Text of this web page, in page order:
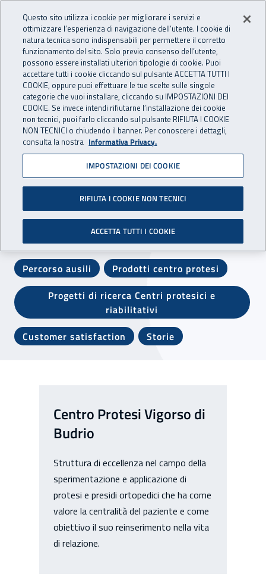
INAIL - Istituto Nazionale
Apri cerca
Navigazione principale
Navigazione - Ti trovi in:
Home Istituto Struttura organizzativa
Uffici Centrali
Direzione centrale assistenza protesica e riabilitazione
Centri
protesici e riabilitativi
Centri protesici e
riabilitativi
Esplora:
Percorso protesico / ortesico riabilitativo
Percorso ausili
Prodotti centro protesi
Progetti di ricerca Centri protesici e
riabilitativi
Customer satisfaction
Storie
Centro Protesi Vigorso di
Budrio
Struttura di eccellenza nel campo della
sperimentazione e applicazione di
protesi e presidi ortopedici che ha come
valore la centralità del paziente e come
obiettivo il suo reinserimento nella vita
di relazione.
Questo sito utilizza i cookie per migliorare i servizi e
ottimizzare l’esperienza di navigazione dell’utente. I cookie di
natura tecnica sono indispensabili per permettere il corretto
funzionamento del sito. Solo previo consenso dell’utente,
possono essere installati ulteriori tipologie di cookie. Puoi
accettare tutti i cookie cliccando sul pulsante ACCETTA TUTTI I
COOKIE, oppure puoi effettuare le tue scelte sulle singole
categorie che vuoi installare, cliccando su IMPOSTAZIONI DEI
COOKIE. Se invece intendi rifiutarne l’installazione dei cookie
non tecnici, puoi farlo cliccando sul pulsante RIFIUTA I COOKIE
NON TECNICI o chiudendo il banner. Per conoscere i dettagli,
consulta la nostra Informativa Privacy.
IMPOSTAZIONI DEI COOKIE
RIFIUTA I COOKIE NON TECNICI
ACCETTA TUTTI I COOKIE